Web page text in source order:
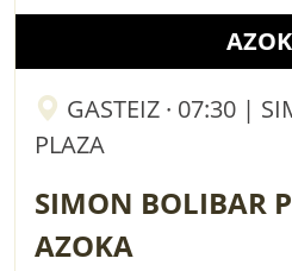
GASTEIZ · 07:30 |
PLAZA
SIMON BOLIBAR
AZOKA